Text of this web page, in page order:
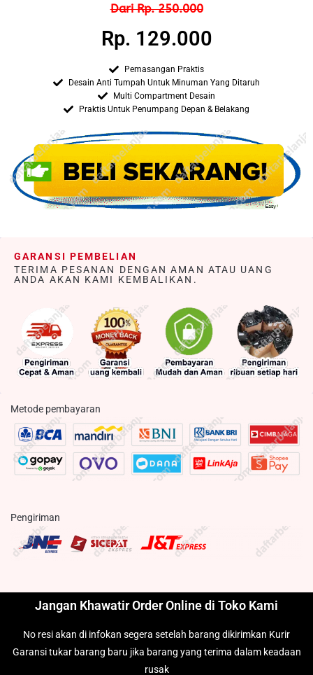
Dari Rp. 250.000
Rp. 129.000
Pemasangan Praktis
Desain Anti Tumpah Untuk Minuman Yang Ditaruh
Multi Compartment Desain
Praktis Untuk Penumpang Depan & Belakang
GARANSI PEMBELIAN
TERIMA PESANAN DENGAN AMAN ATAU UANG
ANDA AKAN KAMI KEMBALIKAN.
Metode pembayaran
Pengiriman
Jangan Khawatir Order Online di Toko Kami
No resi akan di infokan segera setelah barang dikirimkan Kurir
Garansi tukar barang baru jika barang yang terima dalam keadaan
rusak